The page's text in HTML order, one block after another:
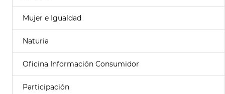
Mujer e Igualdad
Naturia
Oficina Información Consumidor
Participación